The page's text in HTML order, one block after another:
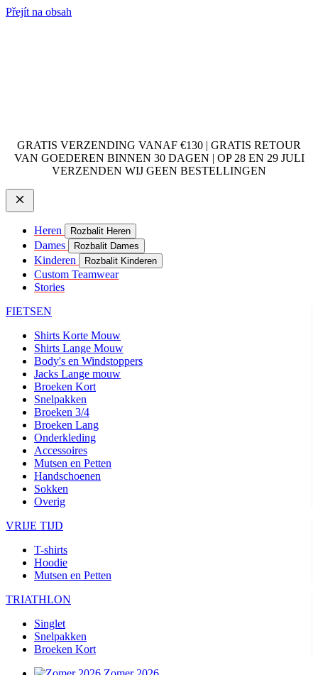
Přejít na obsah
GRATIS VERZENDING VANAF €130 | GRATIS RETOUR
VAN GOEDEREN BINNEN 30 DAGEN | OP 28 EN 29 JULI
VERZENDEN WIJ GEEN BESTELLINGEN
Heren Rozbalit Heren
Dames Rozbalit Dames
Kinderen Rozbalit Kinderen
Custom Teamwear
Stories
FIETSEN
Shirts Korte Mouw
Shirts Lange Mouw
Body's en Windstoppers
Jacks Lange mouw
Broeken Kort
Snelpakken
Broeken 3/4
Broeken Lang
Onderkleding
Accessoires
Mutsen en Petten
Handschoenen
Sokken
Overig
VRIJE TIJD
T-shirts
Hoodie
Mutsen en Petten
TRIATHLON
Singlet
Snelpakken
Broeken Kort